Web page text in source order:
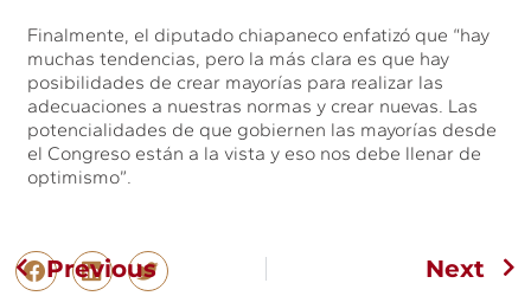
Finalmente, el diputado chiapaneco enfatizó que “hay
muchas tendencias, pero la más clara es que hay
posibilidades de crear mayorías para realizar las
adecuaciones a nuestras normas y crear nuevas. Las
potencialidades de que gobiernen las mayorías desde
el Congreso están a la vista y eso nos debe llenar de
optimismo”.
Previous Next